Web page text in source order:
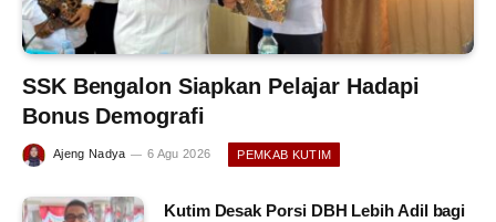
SSK Bengalon Siapkan Pelajar Hadapi
Bonus Demografi
Ajeng Nadya 6 Agu 2026 PEMKAB KUTIM
Kutim Desak Porsi DBH Lebih Adil bagi